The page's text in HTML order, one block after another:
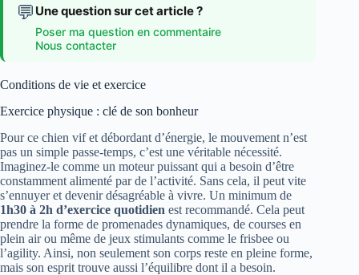
💬 Une question sur cet article ?
Poser ma question en commentaire
Nous contacter
Conditions de vie et exercice
Exercice physique : clé de son bonheur
Pour ce chien vif et débordant d’énergie, le mouvement n’est
pas un simple passe-temps, c’est une véritable nécessité.
Imaginez-le comme un moteur puissant qui a besoin d’être
constamment alimenté par de l’activité. Sans cela, il peut vite
s’ennuyer et devenir désagréable à vivre. Un minimum de
1h30 à 2h d’exercice quotidien est recommandé. Cela peut
prendre la forme de promenades dynamiques, de courses en
plein air ou même de jeux stimulants comme le frisbee ou
l’agility. Ainsi, non seulement son corps reste en pleine forme,
mais son esprit trouve aussi l’équilibre dont il a besoin.